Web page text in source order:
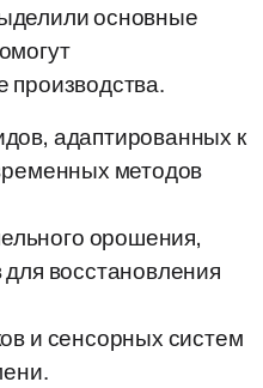
основные
производства.
адаптированных к
методов
орошения,
восстановления
и сенсорных систем